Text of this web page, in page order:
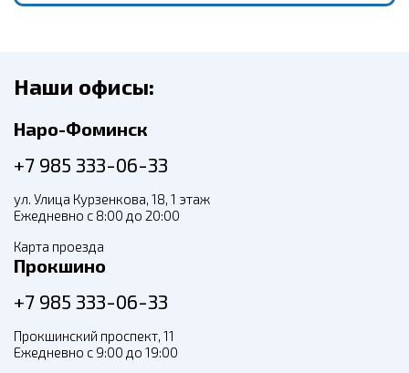
Наши офисы:
Наро-Фоминск
+7 985 333-06-33
ул. Улица Курзенкова, 18, 1 этаж
Ежедневно с 8:00 до 20:00
Карта проезда
Прокшино
+7 985 333-06-33
Прокшинский проспект, 11
Ежедневно с 9:00 до 19:00